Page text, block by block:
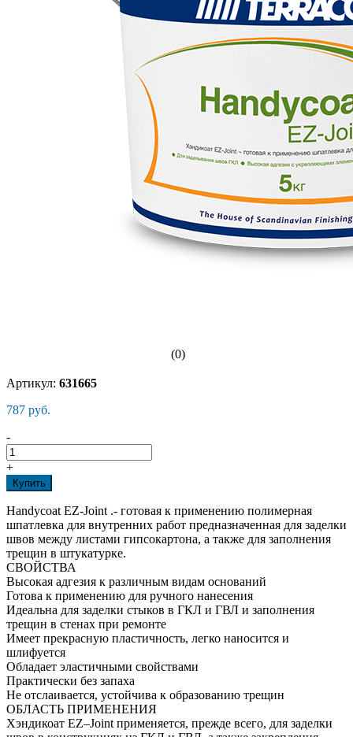
(0)
Артикул: 631665
787 руб.
-
+
Купить
Handycoat EZ-Joint .- готовая к применению полимерная
шпатлевка для внутренних работ предназначенная для заделки
швов между листами гипсокартона, а также для заполнения
трещин в штукатурке.
СВОЙСТВА
Высокая адгезия к различным видам оснований
Готова к применению для ручного нанесения
Идеальна для заделки стыков в ГКЛ и ГВЛ и заполнения
трещин в стенах при ремонте
Имеет прекрасную пластичность, легко наносится и
шлифуется
Обладает эластичными свойствами
Практически без запаха
Не отслаивается, устойчива к образованию трещин
ОБЛАСТЬ ПРИМЕНЕНИЯ
Хэндикоат EZ–Joint применяется, прежде всего, для заделки